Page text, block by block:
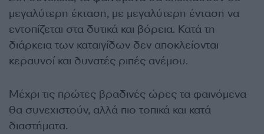
μεγαλύτερη έκταση, με μεγαλύτερη ένταση να
εντοπίζεται στα δυτικά και βόρεια. Κατά τη
διάρκεια των καταιγίδων δεν αποκλείονται
κεραυνοί και δυνατές ριπές ανέμου.
Μέχρι τις πρώτες βραδινές ώρες τα φαινόμενα
θα συνεχιστούν, αλλά πιο τοπικά και κατά
διαστήματα.